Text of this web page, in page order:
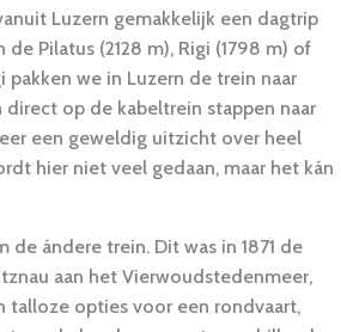
Luzern gemakkelijk een dagtrip
Pilatus (2128 m), Rigi (1798 m) of
we in Luzern de trein naar
op de kabeltrein stappen naar
een geweldig uitzicht over heel
hier niet veel gedaan, maar het kán
de ándere trein. Dit was in 1871 de
aan het Vierwoudstedenmeer,
talloze opties voor een rondvaart,